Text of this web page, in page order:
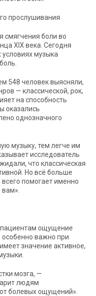
прослушивания
смягчения боли во
XIX века. Сегодня
условиях музыка
548 человек выясняли,
— классической, рок,
на способность
оказались
однозначного
музыку, тем легче им
исследователь
что классическая
Но всё больше
помогает именно
ощущение
особенно важно при
значение активное,
мозга, —
людям
болевых ощущений».